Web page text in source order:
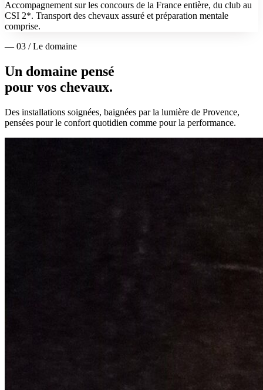
Accompagnement sur les concours de la France entière, du club au
CSI 2*. Transport des chevaux assuré et préparation mentale
comprise.
— 03 / Le domaine
Un domaine pensé
pour vos chevaux.
Des installations soignées, baignées par la lumière de Provence,
pensées pour le confort quotidien comme pour la performance.